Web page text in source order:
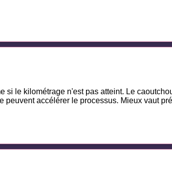
si le kilométrage n'est pas atteint. Le
accélérer le processus. Mieux vaut